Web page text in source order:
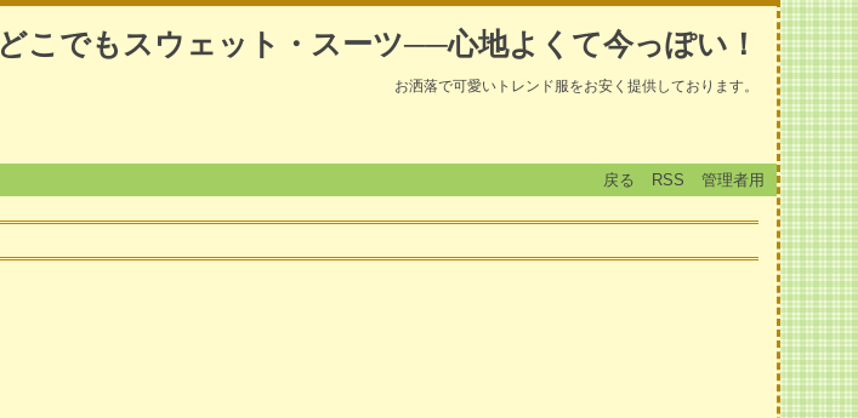
どこでもスウェット・スーツ──心地よくて今っぽい！
お洒落で可愛いトレンド服をお安く提供しております。
戻る RSS 管理者用